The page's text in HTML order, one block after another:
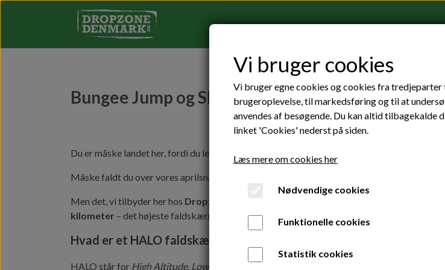
Bungee Jump og Skydive - Glædelig 1. april!
Du er måske landet her, fordi du leder efter det ultimative adrenalinrush.
Måske faldt du over vores aprilsnar med
Men det, vi tilbyder her hos Dropzone Denmark
kilometer – det højeste faldskærmsudspring, du kan lave i Europa!
Hvad er et HALO faldskærmsudspring?
HALO står for High Altitude, Low Opening
. Det betyder, at du springer ud af flyet i en
Vi bruger cookies
Vi bruger egne cookies og cookies fra tredjeparter
brugeroplevelse, til markedsføring og til at
anvendes af besøgende. Du kan altid tilbagekalde
linket 'Cookies' nederst på siden.
Læs mere om cookies her
Nødvendige cookies
Funktionelle cookies
Statistik cookies